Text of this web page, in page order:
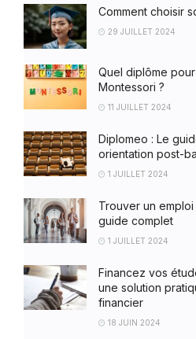
Comment choisir
29 JUILLET 2024
Quel diplôme
Montessori ?
11 JUILLET 2024
Diplomeo : Le
orientation post-
1 JUILLET 2024
Trouver un
guide complet
1 JUILLET 2024
Financez vos
une solution
financier
18 JUIN 2024